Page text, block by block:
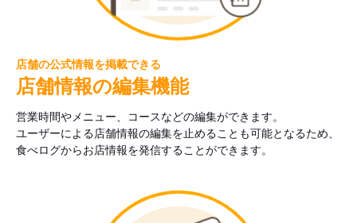
店舗の公式情報を掲載できる
店舗情報の編集機能
営業時間やメニュー、コースなどの編集ができます。
ユーザーによる店舗情報の編集を止めることも可能となるため、
食べログからお店情報を発信することができます。